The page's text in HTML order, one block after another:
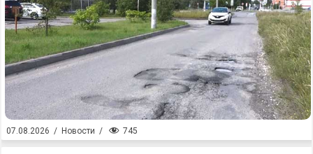
07.08.2026 / Новости / 745